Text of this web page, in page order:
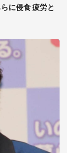
に侵食 疲労と